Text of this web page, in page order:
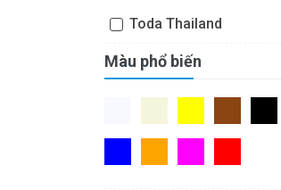
Toda Thailand
Màu phổ biến